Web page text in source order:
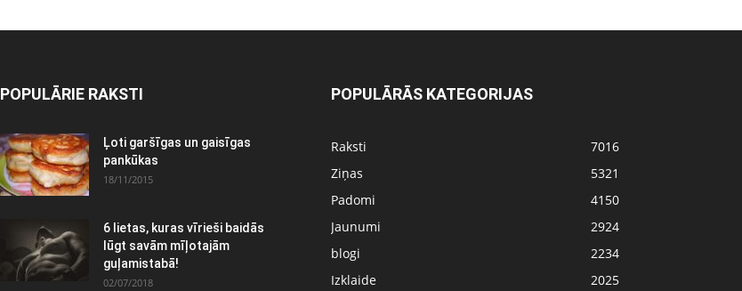
POPULĀRIE RAKSTI
Ļoti garšīgas un gaisīgas
pankūkas
18/11/2015
6 lietas, kuras vīrieši baidās
lūgt savām mīļotajām
guļamistabā!
02/07/2018
POPULĀRĀS KATEGORIJAS
Raksti
7016
Ziņas
5321
Padomi
4150
Jaunumi
2924
blogi
2234
Izklaide
2025